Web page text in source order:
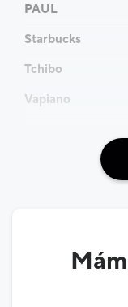
PAUL
Starbucks
Tchibo
Vapiano